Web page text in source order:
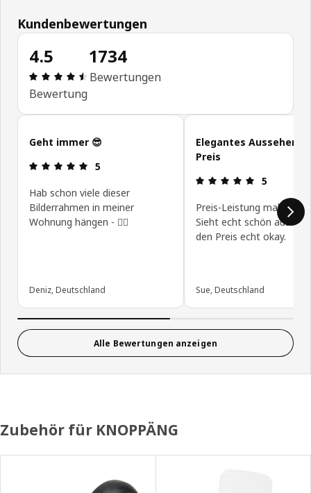
Kundenbewertungen
4.5
Bewertung: 4.5 von 5 Sterne Alle Bewertungen:
Bewertung
1734
Bewertungen
Kundenbewertungen überspringen
Geht immer 😎
Bewertung: 5 von 5 Sterne
5
Hab schon viele dieser
Bilderrahmen in meiner
Wohnung hängen - 👍🏻
Deniz, Deutschland
Elegantes Aussehen,
Preis
5
Preis-Leistung mal
Sieht echt schön aus
den Preis echt okay.
Sue, Deutschland
Alle Bewertungen anzeigen
Zubehör für KNOPPÄNG